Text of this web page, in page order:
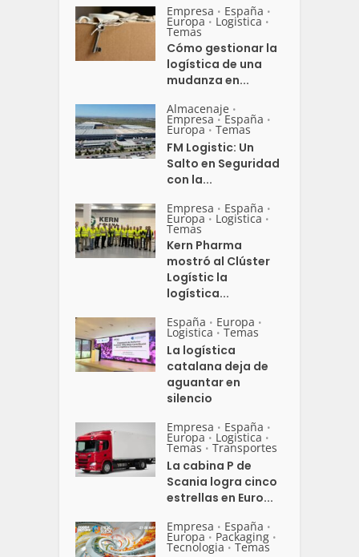
Empresa • España •
Europa • Logistica •
Temas
Cómo gestionar la
logística de una
mudanza en...
Almacenaje •
Empresa • España •
Europa • Temas
FM Logistic: Un
Salto en Seguridad
con la...
Empresa • España •
Europa • Logistica •
Temas
Kern Pharma
mostró al Clúster
Logístic la
logística...
España • Europa •
Logistica • Temas
La logística
catalana deja de
aguantar en
silencio
Empresa • España •
Europa • Logistica •
Temas • Transportes
La cabina P de
Scania logra cinco
estrellas en Euro...
Empresa • España •
Europa • Packaging •
Tecnologia • Temas